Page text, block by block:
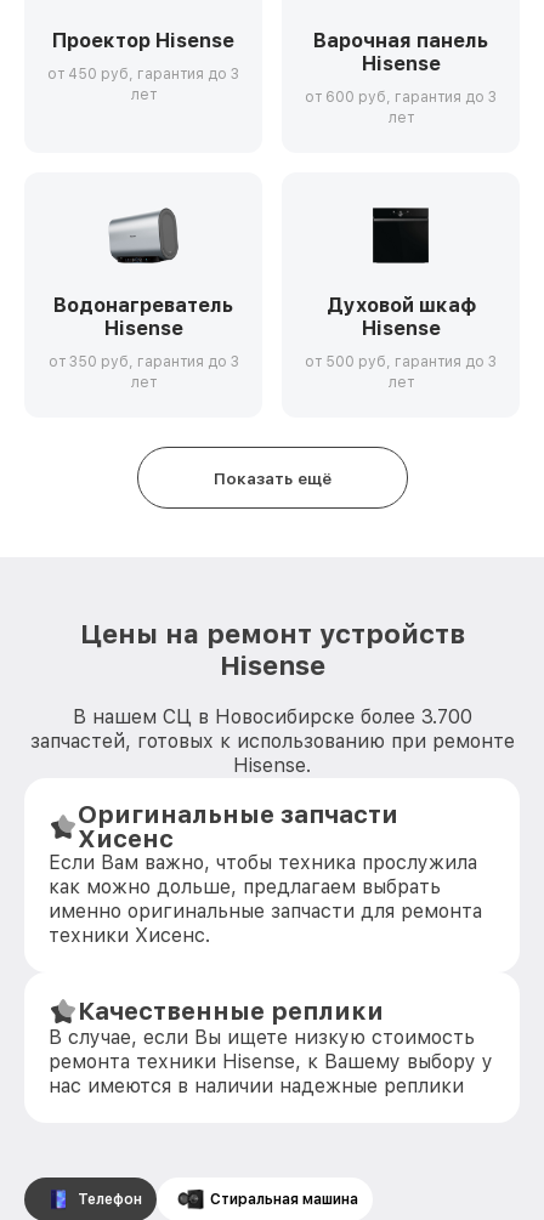
Проектор Hisense
от 450 руб, гарантия до 3
лет
Варочная панель
Hisense
от 600 руб, гарантия до 3
лет
Водонагреватель
Hisense
от 350 руб, гарантия до 3
лет
Духовой шкаф
Hisense
от 500 руб, гарантия до 3
лет
Показать ещё
Цены на ремонт устройств
Hisense
В нашем СЦ в Новосибирске более 3.700
запчастей, готовых к использованию при ремонте
Hisense.
Оригинальные запчасти
Хисенс
Если Вам важно, чтобы техника прослужила
как можно дольше, предлагаем выбрать
именно оригинальные запчасти для ремонта
техники Хисенс.
Качественные реплики
В случае, если Вы ищете низкую стоимость
ремонта техники Hisense, к Вашему выбору у
нас имеются в наличии надежные реплики
Телефон Стиральная машина